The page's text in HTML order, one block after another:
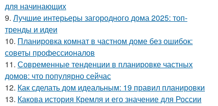
для начинающих
9. Лучшие интерьеры загородного дома 2025: топ-
тренды и идеи
10. Планировка комнат в частном доме без ошибок:
советы профессионалов
11. Современные тенденции в планировке частных
домов: что популярно сейчас
12. Как сделать дом идеальным: 19 правил планировки
13. Какова история Кремля и его значение для России